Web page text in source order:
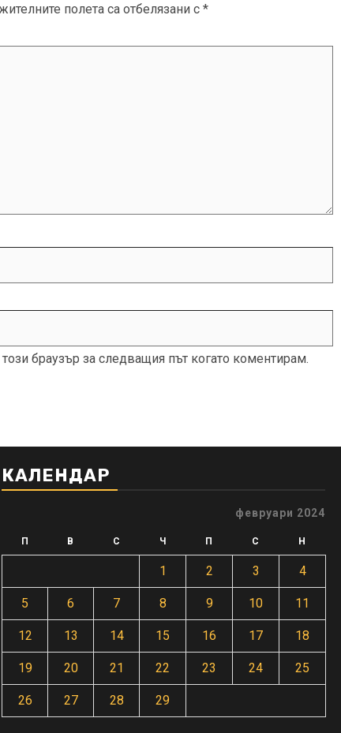
полета са отбелязани с *
браузър за следващия път когато коментирам.
КАЛЕНДАР
февруари 2024
П В С Ч П С Н
1 2 3 4
5 6 7 8 9 10 11
12 13 14 15 16 17 18
19 20 21 22 23 24 25
26 27 28 29